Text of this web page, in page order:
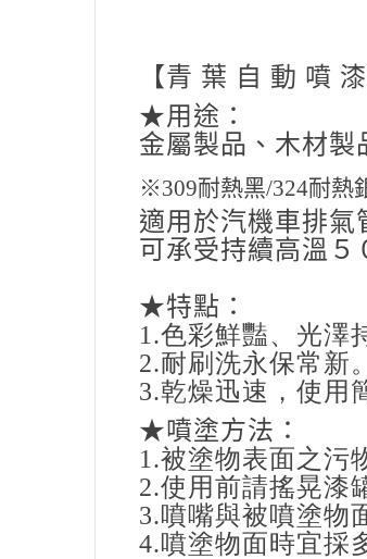
【青 葉 自 動 噴 漆
★用途：
金屬製品、木材製
※309耐熱黑/324耐熱
適用於汽機車排氣
可承受持續高溫５
★特點：
1.色彩鮮豔、光澤
2.耐刷洗永保常新。
3.乾燥迅速，使用
★噴塗方法：
1.被塗物表面之污
2.使用前請搖晃漆
3.噴嘴與被噴塗物
4.噴塗物面時宜採